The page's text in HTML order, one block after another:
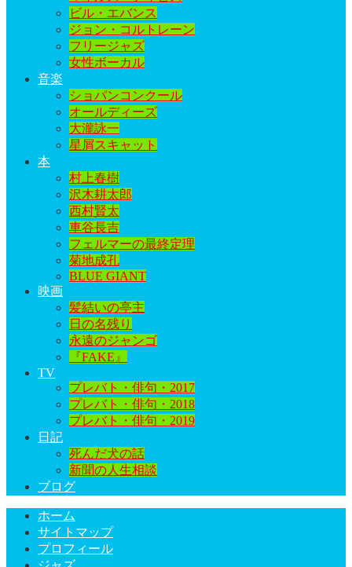
ビル・エバンス
ジョン・コルトレーン
フリージャズ
女性ボーカル
音楽
ショパンコンクール
オールディーズ
大瀧詠一
星屑スキャット
本
村上春樹
沢木耕太郎
西村賢太
車谷長吉
フェルマーの最終定理
菊地成孔
BLUE GIANT
映画
髪結いの亭主
日の名残り
永遠のジャンゴ
『FAKE』
TV
プレバト・俳句・2017
プレバト・俳句・2018
プレバト・俳句・2019
日記
死んだ犬の話
新聞の人生相談
ブログ
ホーム
サイトマップ
プロフィール